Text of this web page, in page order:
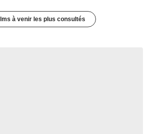
à venir les plus consultés